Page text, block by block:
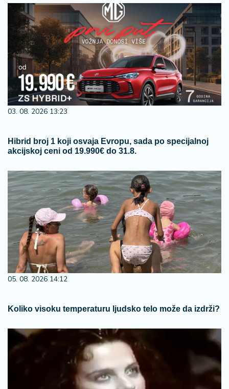
03. 08. 2026 13:23
Hibrid broj 1 koji osvaja Evropu, sada po specijalnoj
akcijskoj ceni od 19.990€ do 31.8.
05. 08. 2026 14:12
Koliko visoku temperaturu ljudsko telo može da izdrži?